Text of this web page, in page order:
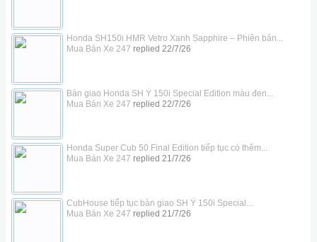
Honda SH150i HMR Vetro Xanh Sapphire – Phiên bản...
Mua Bán Xe 247 replied 22/7/26
Bàn giao Honda SH Ý 150i Special Edition màu đen...
Mua Bán Xe 247 replied 22/7/26
Honda Super Cub 50 Final Edition tiếp tục có thêm...
Mua Bán Xe 247 replied 21/7/26
CubHouse tiếp tục bàn giao SH Ý 150i Special...
Mua Bán Xe 247 replied 21/7/26